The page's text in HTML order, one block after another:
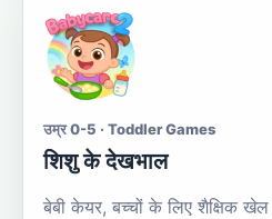
उम्र 0-5 · Toddler Games
शिशु के देखभाल
बेबी केयर, बच्चों के लिए शैक्षिक